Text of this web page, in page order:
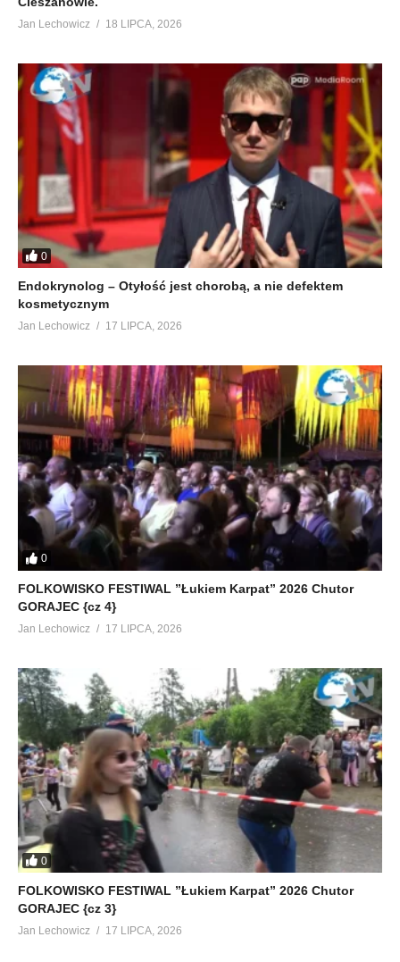
Jan Lechowicz 18 LIPCA, 2026
0
Endokrynolog – Otyłość jest chorobą, a nie defektem
kosmetycznym
Jan Lechowicz 17 LIPCA, 2026
0
FOLKOWISKO FESTIWAL ”Łukiem Karpat” 2026 Chutor
GORAJEC {cz 4}
Jan Lechowicz 17 LIPCA, 2026
0
FOLKOWISKO FESTIWAL ”Łukiem Karpat” 2026 Chutor
GORAJEC {cz 3}
Jan Lechowicz 17 LIPCA, 2026